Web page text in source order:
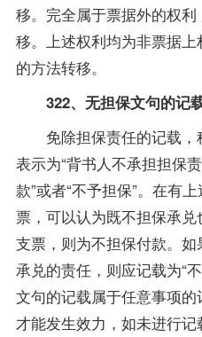
移。完全属于票据外的权
移。上述权利均为非票据
的方法转移。
322、无担保文句的记
免除担保责任的记载，
表示为“背书人不承担担保
款”或者“不予担保”。在有
票，可以认为既不担保承
支票，则为不担保付款。
承兑的责任，则应记载为“
文句的记载属于任意事项
才能发生效力，如未进行